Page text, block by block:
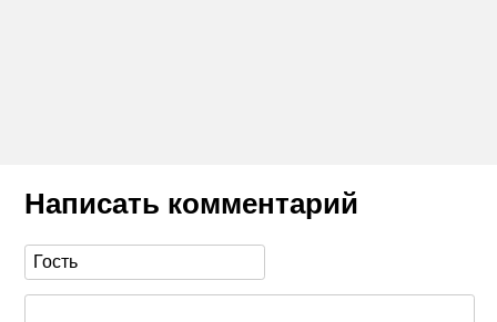
Написать комментарий